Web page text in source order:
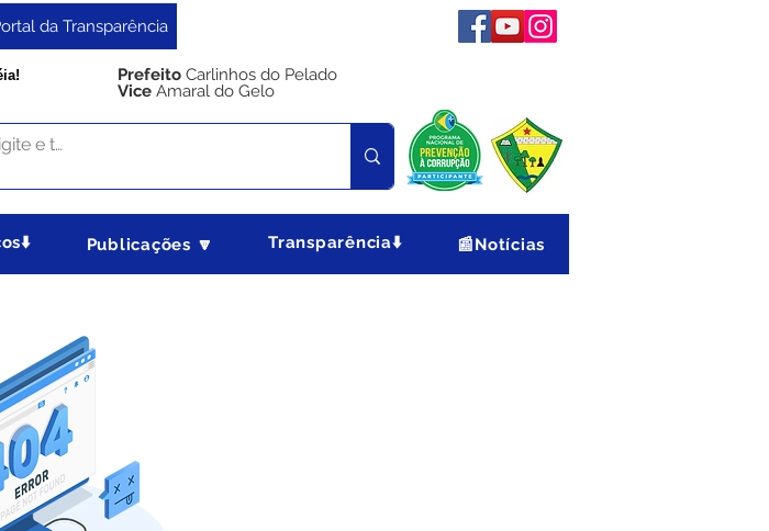
da Transparência
Prefeito Carlinhos do Pelado
Vice Amaral do Gelo
Publicações 🔽 Transparência⬇️ 📰Notícias